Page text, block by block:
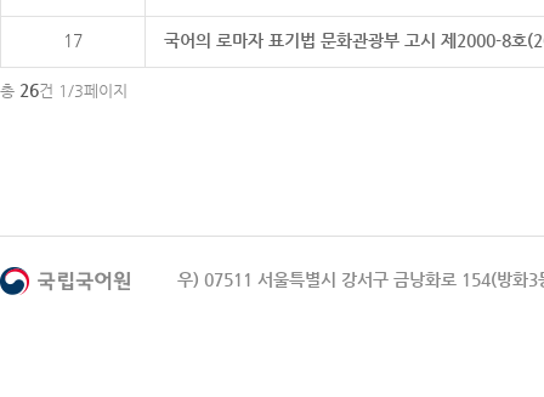
17 국어의 로마자 표기법 문화관광부 고시 제2000-8호
총 26건 1/3페이지
우) 07511 서울특별시 강서구 금낭화로 154(방화3